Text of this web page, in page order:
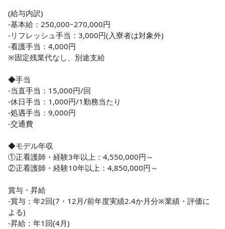
(給与内訳)
-基本給：250,000ｰ270,000円
-リフレッシュ手当：3,000円(入寮者は対象外)
-看護手当：4,000円
※固定残業代なし、別途支給
◆手当
-当直手当：15,000円/回
-休日手当：1,000円/1勤務当たり
-処遇手当：9,000円
-交通費
◆モデル年収
①正看護師・経験3年以上：4,550,000円～
②正看護師・経験10年以上：4,850,000円～
賞与・昇給
-賞与：年2回(7・12月/前年度実績2.4か月分※業績・評価に
よる)
-昇給：年1回(4月)